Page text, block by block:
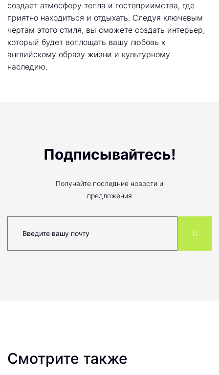
создает атмосферу тепла и гостеприимства, где
приятно находиться и отдыхать. Следуя ключевым
чертам этого стиля, вы сможете создать интерьер,
который будет воплощать вашу любовь к
английскому образу жизни и культурному
наследию.
Подписывайтесь!
Получайте последние новости и
предложения
Смотрите также